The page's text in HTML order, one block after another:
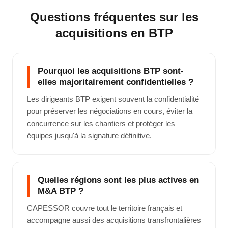
Questions fréquentes sur les
acquisitions en BTP
Pourquoi les acquisitions BTP sont-
elles majoritairement confidentielles ?
Les dirigeants BTP exigent souvent la confidentialité
pour préserver les négociations en cours, éviter la
concurrence sur les chantiers et protéger les
équipes jusqu'à la signature définitive.
Quelles régions sont les plus actives en
M&A BTP ?
CAPESSOR couvre tout le territoire français et
accompagne aussi des acquisitions transfrontalières